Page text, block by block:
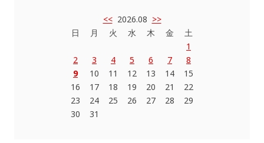
<<2026.08 >>
日
2
9
16
23
30
月
3
10
17
24
31
火
4
11
18
25
水
5
12
19
26
木
6
13
20
27
金
7
14
21
28
土
1
8
15
22
29